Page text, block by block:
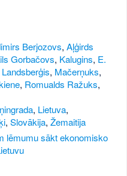
Berjozovs,Aļģirds
Gorbačovs, Kalugins, E.
, Mačerņuks,
, Romualds Ražuks,
, Lietuva,
,Slovākija,Žemaitija
lēmumu sākt ekonomisko